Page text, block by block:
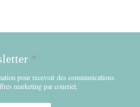
*
pour recevoir des communications
marketing par courriel.